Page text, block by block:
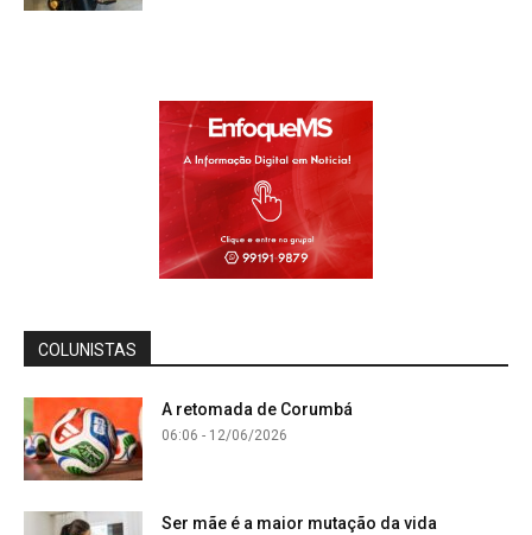
COLUNISTAS
A retomada de Corumbá
06:06 - 12/06/2026
Ser mãe é a maior mutação da vida